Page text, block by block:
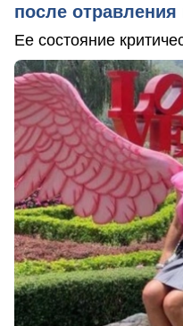
после
Ее состояние